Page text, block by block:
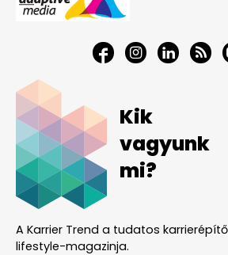
Kik
vagyunk
mi?
A Karrier Trend a tudatos
lifestyle-magazinja.